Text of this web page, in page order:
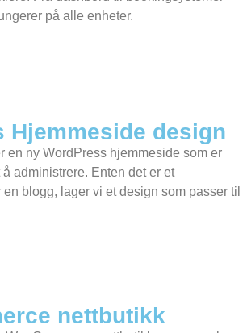
på alle enheter.
Hjemmeside design
en ny WordPress hjemmeside som er
administrere. Enten det er et
blogg, lager vi et design som passer til
nettbutikk